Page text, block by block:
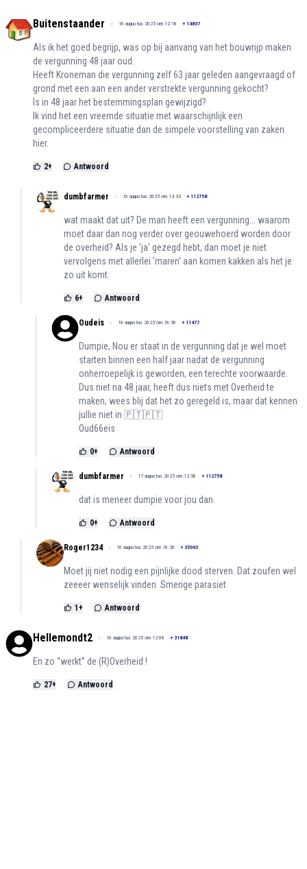
Buitenstaander 16 augustus 2025 om 12:18 + 14837
Als ik het goed begrijp, was op bij aanvang van het bouwrijp maken
de vergunning 48 jaar oud.
Heeft Kroneman die vergunning zelf 63 jaar geleden aangevraagd of
grond met een aan een ander verstrekte vergunning gekocht?
Is in 48 jaar het bestemmingsplan gewijzigd?
Ik vind het een vreemde situatie met waarschijnlijk een
gecompliceerdere situatie dan de simpele voorstelling van zaken
hier.
2+ Antwoord
dumbfarmer 16 augustus 2025 om 13:33 + 112758
wat maakt dat uit? De man heeft een vergunning... waarom
moet daar dan nog verder over geouwehoerd worden door
de overheid? Als je 'ja' gezegd hebt, dan moet je niet
vervolgens met allerlei 'maren' aan komen kakken als het je
zo uit komt.
6+ Antwoord
Oudeis 16 augustus 2025 om 16:56 + 11477
Dumpie, Nou er staat in de vergunning dat je wel moet
starten binnen een half jaar nadat de vergunning
onherroepelijk is geworden, een terechte voorwaarde.
Dus niet na 48 jaar, heeft dus niets met Overheid te
maken, wees blij dat het zo geregeld is, maar dat kennen
jullie niet in 🇵🇹🇵🇹
Oud66eis
0+ Antwoord
dumbfarmer 17 augustus 2025 om 12:58 + 112758
dat is meneer dumpie voor jou dan.
0+ Antwoord
Roger1234 16 augustus 2025 om 18:20 + 35063
Moet jij niet nodig een pijnlijke dood sterven. Dat zoufen wel
zeeeer wenselijk vinden. Smerige parasiet
1 + Antwoord
Hellemondt2 16 augustus 2025 om 12:08 + 31848
En zo “werkt” de (R)Overheid !
27+ Antwoord